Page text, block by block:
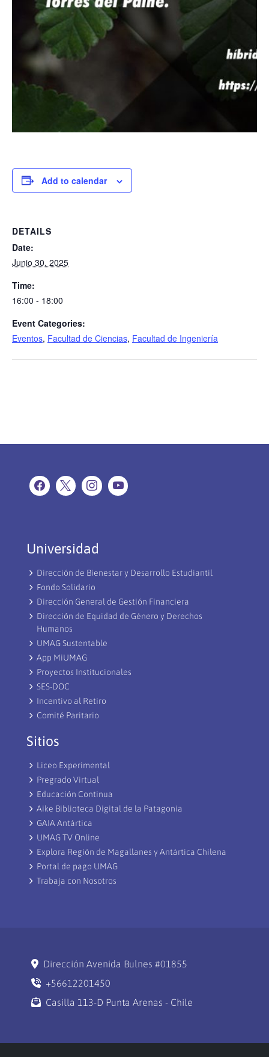
Add to calendar
DETAILS
Date:
Junio 30, 2025
Time:
16:00 - 18:00
Event Categories:
Eventos, Facultad de Ciencias, Facultad de Ingeniería
Universidad
Dirección de Bienestar y Desarrollo Estudiantil
Fondo Solidario
Dirección General de Gestión Financiera
Dirección de Equidad de Género y Derechos
Humanos
UMAG Sustentable
App MiUMAG
Proyectos Institucionales
SES-DOC
Incentivo al Retiro
Comité Paritario
Sitios
Liceo Experimental
Pregrado Virtual
Educación Continua
Aike Biblioteca Digital de la Patagonia
GAIA Antártica
UMAG TV Online
Explora Región de Magallanes y Antártica Chilena
Portal de pago UMAG
Trabaja con Nosotros
Dirección Avenida Bulnes #01855
+56612201450
Casilla 113-D Punta Arenas - Chile